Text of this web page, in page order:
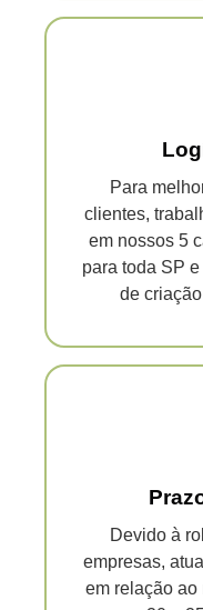
Para
clientes,
em nossos 5
para toda SP
de
Devido à
empresas,
em relação ao